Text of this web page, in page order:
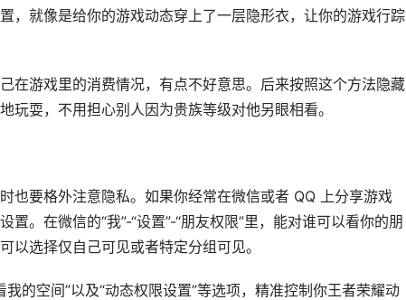
，就像是给你的游戏动态穿上了一层隐形衣，让你的游戏行踪
在游戏里的消费情况，有点不好意思。后来按照这个方法隐藏
玩耍，不用担心别人因为贵族等级对他另眼相看。
也要格外注意隐私。如果你经常在微信或者 QQ 上分享游戏
。在微信的“我”-“设置”-“朋友权限”里，能对谁可以看你的朋
以选择仅自己可见或者特定分组可见。
的空间”以及“动态权限设置”等选项，精准控制你王者荣耀动